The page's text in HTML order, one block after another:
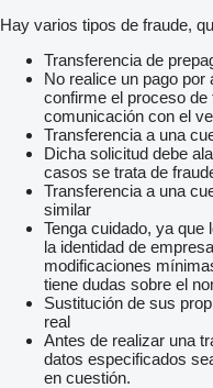
Hay varios tipos de fraude,
Transferencia de
No realice un pago por
confirme el proceso de
comunicación con el
Transferencia a una
Dicha solicitud debe
casos se trata de
Transferencia a una
similar
Tenga cuidado, ya que
la identidad de
modificaciones
tiene dudas sobre el
Sustitución de sus
real
Antes de realizar una
datos especificados
en cuestión.